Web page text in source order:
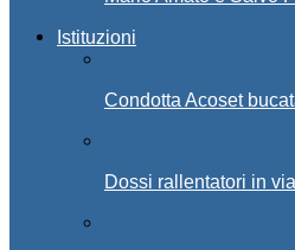
Istituzioni
Condotta Acoset
Dossi rallentatori in